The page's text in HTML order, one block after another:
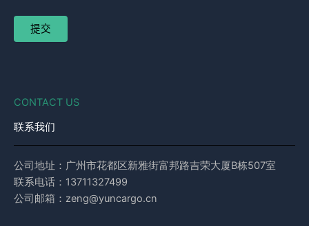
CONTACT US
联系我们
公司地址：广州市花都区新雅街富邦路吉荣大厦B栋507室
联系电话：13711327499
公司邮箱：zeng@yuncargo.cn